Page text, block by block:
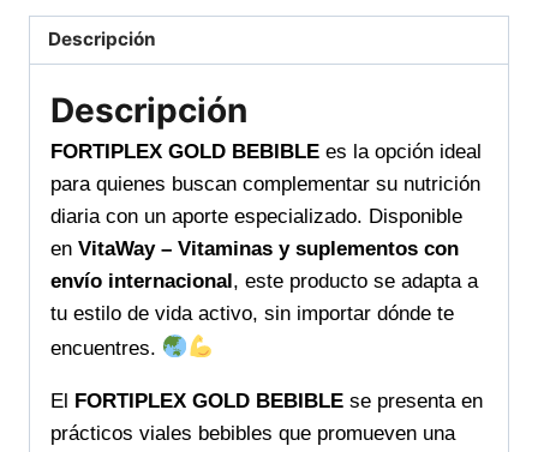
VitaWay
cantidad
Descripción
Descripción
FORTIPLEX GOLD BEBIBLE es la opción ideal
para quienes buscan complementar su nutrición
diaria con un aporte especializado. Disponible
en VitaWay – Vitaminas y suplementos con
envío internacional, este producto se adapta a
tu estilo de vida activo, sin importar dónde te
encuentres.
El FORTIPLEX GOLD BEBIBLE se presenta en
prácticos viales bebibles que promueven una